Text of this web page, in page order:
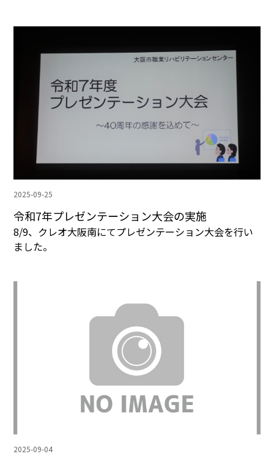
2025-09-25
令和7年プレゼンテーション大会の実施
8/9、クレオ大阪南にてプレゼンテーション大会を行い
ました。
2025-09-04